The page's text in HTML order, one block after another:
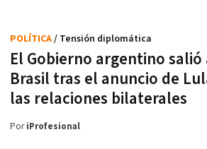
El Gobierno argentino salió
Brasil tras el anuncio de
las relaciones bilaterales
POLÍTICA/ Tensión diplomática
PoriProfesional